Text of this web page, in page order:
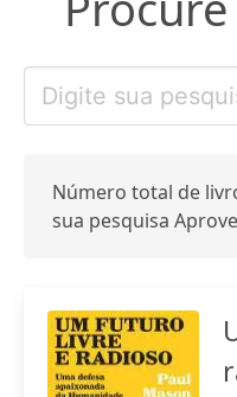
Número total de
sua pesquisa